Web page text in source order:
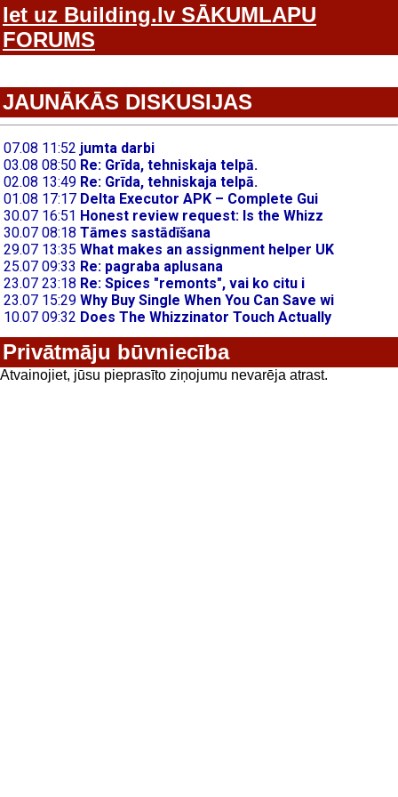
Iet uz Building.lv SĀKUMLAPU
FORUMS
JAUNĀKĀS DISKUSIJAS
Privātmāju būvniecība
Atvainojiet, jūsu pieprasīto ziņojumu nevarēja atrast.